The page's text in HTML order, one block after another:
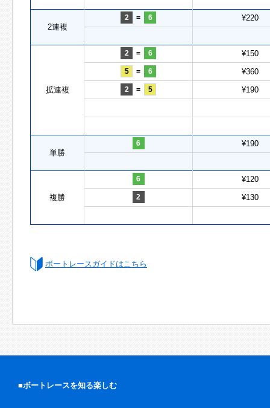
2連複
2 = 6 ¥220
拡連複
2 = 6 ¥150
5 = 6 ¥360
2 = 5 ¥190
単勝
6 ¥190
複勝
6 ¥120
2 ¥130
ボートレースガイドはこちら
■ボートレースを知る楽しむ